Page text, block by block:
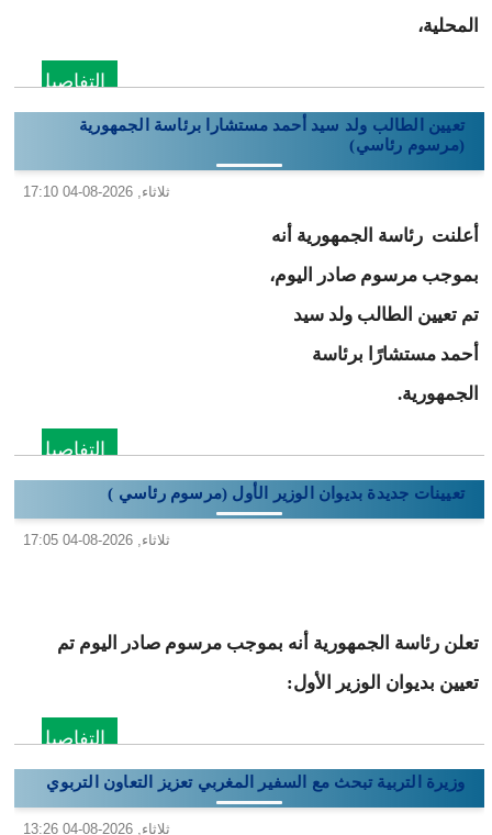
المحلية،
التفاصيل
تعيين الطالب ولد سيد أحمد مستشارا برئاسة الجمهورية
(مرسوم رئاسي)
ثلاثاء, 2026-08-04 17:10
أعلنت رئاسة الجمهورية أنه
بموجب مرسوم صادر اليوم،
تم تعيين الطالب ولد سيد
أحمد مستشارًا برئاسة
الجمهورية.
التفاصيل
تعيينات جديدة بديوان الوزير الأول (مرسوم رئاسي )
ثلاثاء, 2026-08-04 17:05
تعلن رئاسة الجمهورية أنه بموجب مرسوم صادر اليوم تم
تعيين بديوان الوزير الأول:
التفاصيل
وزيرة التربية تبحث مع السفير المغربي تعزيز التعاون التربوي
ثلاثاء, 2026-08-04 13:26